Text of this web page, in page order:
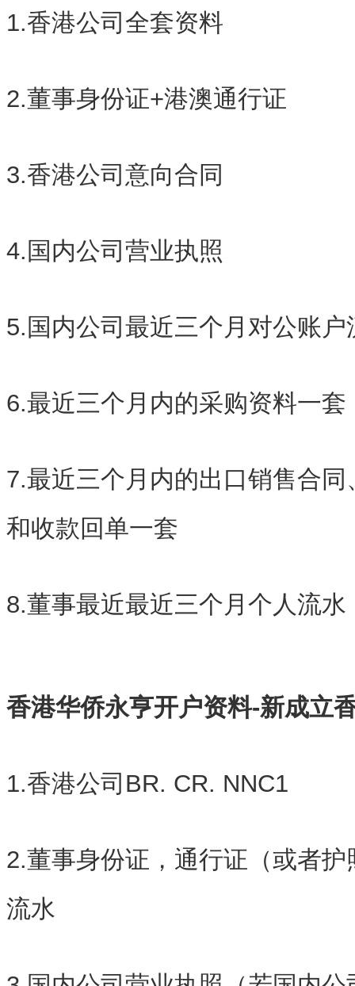
1.香港公司全套资料
2.董事身份证+港澳通行证
3.香港公司意向合同
4.国内公司营业执照
5.国内公司最近三个月对公账户
6.最近三个月内的采购资料一套
7.最近三个月内的出口销售合
和收款回单一套
8.董事最近最近三个月个人流水
香港华侨永亨开户资料-新成立
1.香港公司BR. CR. NNC1
2.董事身份证，通行证（或者
流水